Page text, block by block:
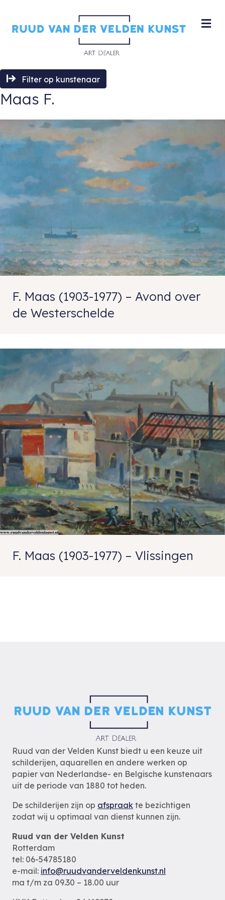
Filter op kunstenaar
Maas F.
F. Maas (1903-1977) – Avond over
de Westerschelde
F. Maas (1903-1977) – Vlissingen
Ruud van der Velden Kunst biedt u een keuze uit
schilderijen, aquarellen en andere werken op
papier van Nederlandse- en Belgische kunstenaars
uit de periode van 1880 tot heden.
De schilderijen zijn op afspraak te bezichtigen
zodat wij u optimaal van dienst kunnen zijn.
Ruud van der Velden Kunst
Rotterdam
tel: 06-54785180
e-mail: info@ruudvanderveldenkunst.nl
ma t/m za 09.30 – 18.00 uur